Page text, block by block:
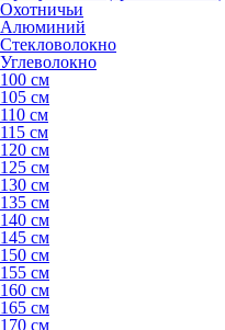
Охотничьи
Алюминий
Стекловолокно
Углеволокно
100 см
105 см
110 см
115 см
120 см
125 см
130 см
135 см
140 см
145 см
150 см
155 см
160 см
165 см
170 см